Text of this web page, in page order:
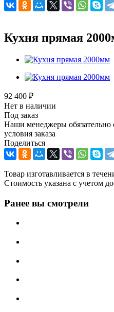
Кухня прямая
92 400 ₽
Нет в наличии
Под заказ
Наши менеджеры обязательно
условия заказа
Поделиться
Товар изготавливается в
Стоимость указана с учетом
Ранее вы смотрели